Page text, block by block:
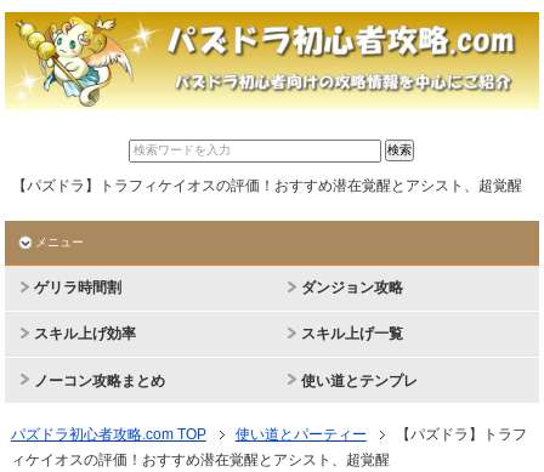
【パズドラ】トラフィケイオスの評価！おすすめ潜在覚醒とアシスト、超覚醒
メニュー
ゲリラ時間割 ダンジョン攻略
スキル上げ効率 スキル上げ一覧
ノーコン攻略まとめ 使い道とテンプレ
パズドラ初心者攻略.com TOP 使い道とパーティー
【パズドラ】トラフ
ィケイオスの評価！おすすめ潜在覚醒とアシスト、超覚醒